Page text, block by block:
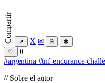
Compartir ↗ X ✉ ⎘
✱
♡
0
#argentina #tnf-endurance-
// Sobre el autor